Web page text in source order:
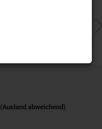
(Ausland abweichend)